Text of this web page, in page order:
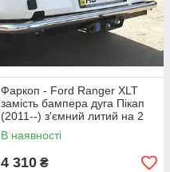
Фаркоп - Ford Ranger XLT
замість бампера дуга Пікап
(2011--) з'ємний литий на 2
болтах на пластині
В наявності
4 310 ₴